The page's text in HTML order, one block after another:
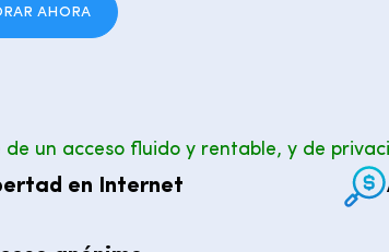
AHORA
de un acceso fluido y rentable, y de
en Internet